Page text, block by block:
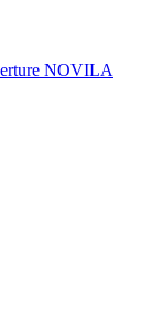
NOVILA